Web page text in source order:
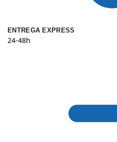
ENTREGA EXPRESS
24-48h